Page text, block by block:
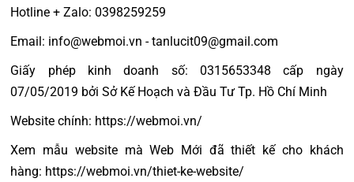
Hotline + Zalo: 0398259259
Email: info@webmoi.vn - tanlucit09@gmail.com
Giấy phép kinh doanh số: 0315653348 cấp ngày
07/05/2019 bởi Sở Kế Hoạch và Đầu Tư Tp. Hồ Chí Minh
Website chính: https://webmoi.vn/
Xem mẫu website mà Web Mới đã thiết kế cho khách
hàng: https://webmoi.vn/thiet-ke-website/